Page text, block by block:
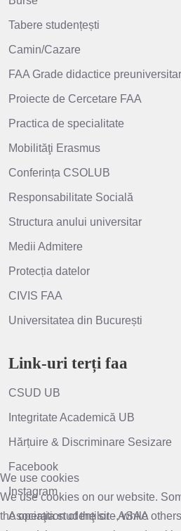
Tabere studențești
Camin/Cazare
FAA Grade didactice
Proiecte de Cercetare FAA
Practica de specialitate
Mobilităţi Erasmus
Conferința CSOLUB
Responsabilitate Socială
Structura anului universitar
Medii Admitere
Protecția datelor
CIVIS FAA
Universitatea din București
Link-uri terți faa
CSUD UB
Integritate Academică UB
Hărțuire & Discriminare Sesizare
Facebook
Instagram
Asociaţia studenţilor - ASAA
We use cookies
We use cookies on our website.
the operation of the site, while